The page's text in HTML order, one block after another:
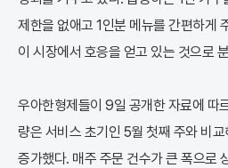
제한을 없애고 1인분 메뉴를 간편하게
이 시장에서 호응을 얻고 있는 것으로
우아한형제들이 9일 공개한 자료에 따
량은 서비스 초기인 5월 첫째 주와 비
증가했다. 매주 주문 건수가 큰 폭으로